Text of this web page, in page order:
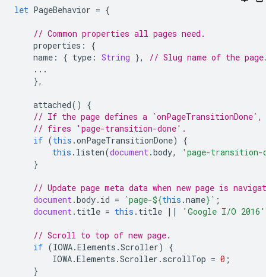
let PageBehavior = {
// Common properties all pages need.
properties :
{
name : { type : String },
// Slug name of the
...
},
attached()
{
// If the page defines a
// fires 'page-transition-done'.
if (this .onPageTransitionDone)
{
this . listen(document.body,
'page-transition-
}
// Update page meta data when new page is
document.body. id = `page-${this .name} ` ;
document. title = this . title || 'Google I/O 2016'
// Scroll to top of new page.
if (IOWA.Elements .Scroller)
{
IOWA.Elements .Scroller . scrollTop = 0 ;
}